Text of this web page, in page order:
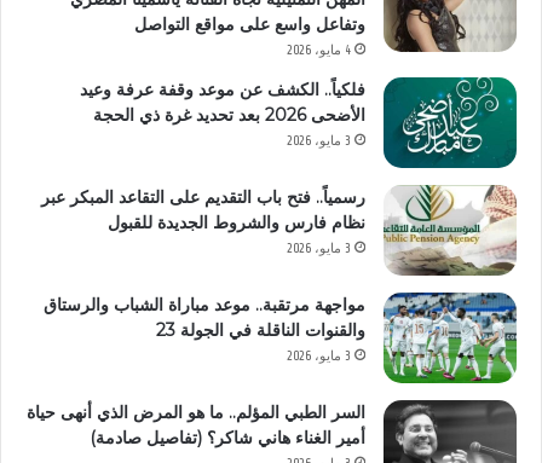
وتفاعل واسع على مواقع التواصل
4 مايو، 2026
فلكياً.. الكشف عن موعد وقفة عرفة وعيد
الأضحى 2026 بعد تحديد غرة ذي الحجة
3 مايو، 2026
رسمياً.. فتح باب التقديم على التقاعد المبكر عبر
نظام فارس والشروط الجديدة للقبول
3 مايو، 2026
مواجهة مرتقبة.. موعد مباراة الشباب والرستاق
والقنوات الناقلة في الجولة 23
3 مايو، 2026
السر الطبي المؤلم.. ما هو المرض الذي أنهى حياة
أمير الغناء هاني شاكر؟ (تفاصيل صادمة)